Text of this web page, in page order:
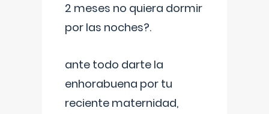
2 meses no quiera dormir
por las noches?.
ante todo darte la
enhorabuena por tu
reciente maternidad,